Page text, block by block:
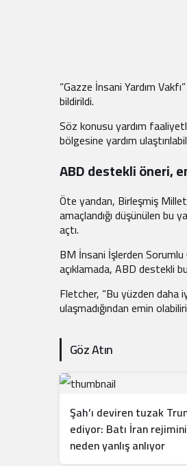
“Gazze İnsani Yardım
bildirildi.
Söz konusu yardım
bölgesine yardım
ABD destekli öneri,
Öte yandan, Birleşmiş
amaçlandığı düşünülen bu
açtı.
BM İnsani İşlerden Sorumlu
açıklamada, ABD destekli
Fletcher, “Bu yüzden daha
ulaşmadığından emin
Göz Atın
Şah’ı deviren tuzak
ediyor: Batı İran
neden yanlış anlıyor